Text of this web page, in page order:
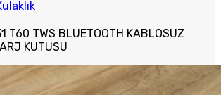
T60 TWS BLUETOOTH KABLOSUZ
KUTUSU